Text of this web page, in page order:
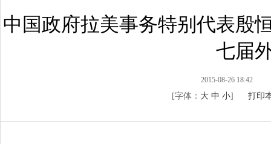
中国政府拉美事务特别代表殷
七届
2015-08-26 18:42
[字体： 大 中 小] 打印